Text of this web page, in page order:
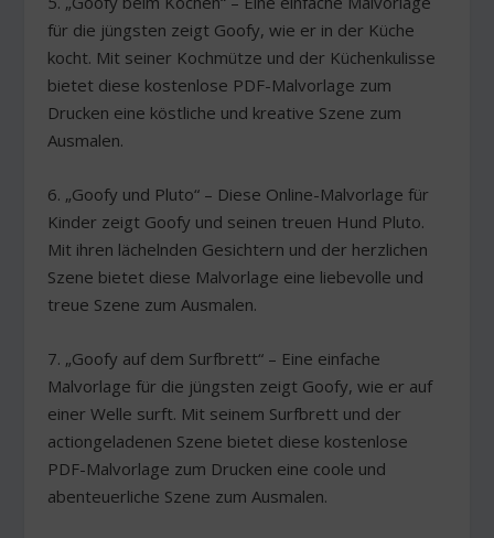
für die jüngsten zeigt Goofy, wie er in der Küche
kocht. Mit seiner Kochmütze und der Küchenkulisse
bietet diese kostenlose PDF-Malvorlage zum
Drucken eine köstliche und kreative Szene zum
Ausmalen.
6. „Goofy und Pluto“ – Diese Online-Malvorlage für
Kinder zeigt Goofy und seinen treuen Hund Pluto.
Mit ihren lächelnden Gesichtern und der herzlichen
Szene bietet diese Malvorlage eine liebevolle und
treue Szene zum Ausmalen.
7. „Goofy auf dem Surfbrett“ – Eine einfache
Malvorlage für die jüngsten zeigt Goofy, wie er auf
einer Welle surft. Mit seinem Surfbrett und der
actiongeladenen Szene bietet diese kostenlose
PDF-Malvorlage zum Drucken eine coole und
abenteuerliche Szene zum Ausmalen.